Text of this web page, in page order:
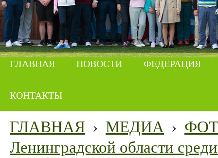
ГЛАВНАЯ НОВОСТИ ФЕДЕРАЦИЯ
КОНТАКТЫ
ГЛАВНАЯ › МЕДИА ›
Ленинградской области